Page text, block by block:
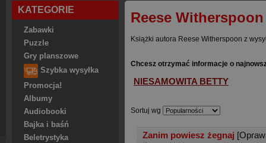
KATEGORIE
Zabawki
Puzzle
Gry planszowe
Szybka wysyłka
Promocja!
Albumy
Audiobooki
Bajka i baśń
Beletrystyka
Reese Witherspoon
Książki autora Reese Witherspoon z
Chcesz otrzymać informacje o
NIESAMOWITA BETTY
Sortuj wg
Zanim powiesz żegnaj